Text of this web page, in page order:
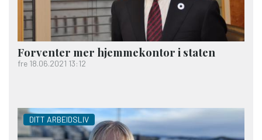
Forventer mer hjemme­kontor i staten
fre 18.06.2021 13:12
DITT ARBEIDSLIV